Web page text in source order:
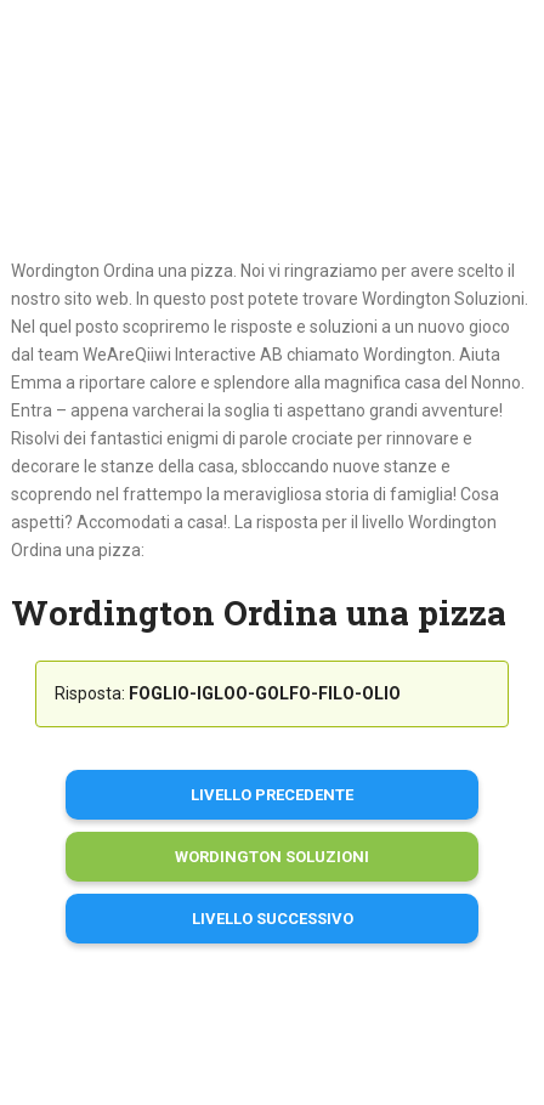
Wordington Ordina una pizza. Noi vi ringraziamo per avere scelto il
nostro sito web. In questo post potete trovare Wordington Soluzioni.
Nel quel posto scopriremo le risposte e soluzioni a un nuovo gioco
dal team WeAreQiiwi Interactive AB chiamato Wordington. Aiuta
Emma a riportare calore e splendore alla magnifica casa del Nonno.
Entra – appena varcherai la soglia ti aspettano grandi avventure!
Risolvi dei fantastici enigmi di parole crociate per rinnovare e
decorare le stanze della casa, sbloccando nuove stanze e
scoprendo nel frattempo la meravigliosa storia di famiglia! Cosa
aspetti? Accomodati a casa!. La risposta per il livello Wordington
Ordina una pizza:
Wordington Ordina una pizza
Risposta: FOGLIO-IGLOO-GOLFO-FILO-OLIO
LIVELLO PRECEDENTE
WORDINGTON SOLUZIONI
LIVELLO SUCCESSIVO